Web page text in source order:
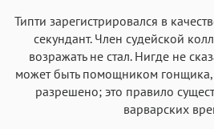
Типти зарегистрировался в
секундант. Член судейской
возражать не стал. Нигде не
может быть помощником гонщика,
разрешено; это правило
варварских